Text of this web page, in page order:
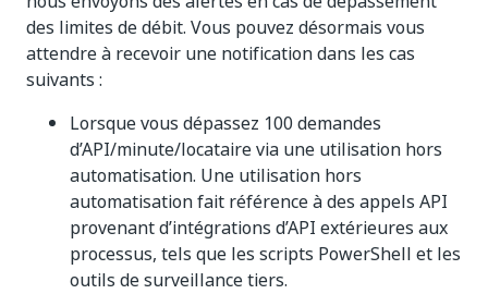
des limites de débit. Vous pouvez désormais vous
attendre à recevoir une notification dans les cas
suivants :
Lorsque vous dépassez 100 demandes
d’API/minute/locataire via une utilisation hors
automatisation. Une utilisation hors
automatisation fait référence à des appels API
provenant d’intégrations d’API extérieures aux
processus, tels que les scripts PowerShell et les
outils de surveillance tiers.